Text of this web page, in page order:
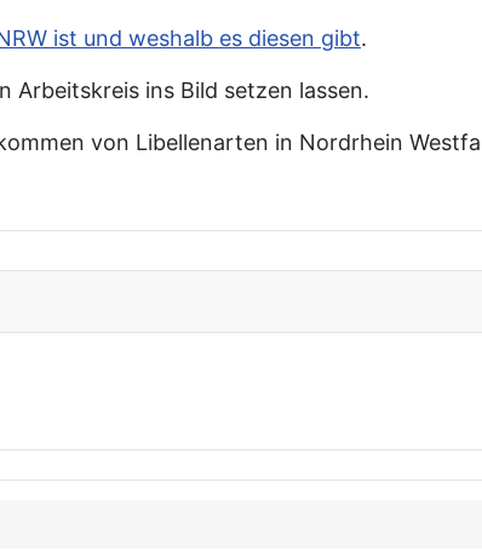
ist und weshalb es diesen gibt.
Arbeitskreis ins Bild setzen lassen.
von Libellenarten in Nordrhein